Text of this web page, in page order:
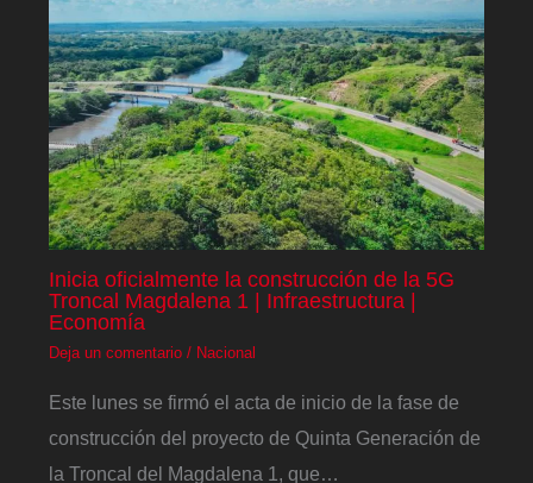
Inicia oficialmente la construcción de la 5G
Troncal Magdalena 1 | Infraestructura |
Economía
Deja un comentario / Nacional
Este lunes se firmó el acta de inicio de la fase de
construcción del proyecto de Quinta Generación de
la Troncal del Magdalena 1, que…